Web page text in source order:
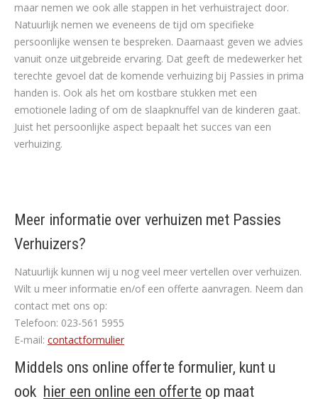
maar nemen we ook alle stappen in het verhuistraject door.
Natuurlijk nemen we eveneens de tijd om specifieke
persoonlijke wensen te bespreken. Daarnaast geven we advies
vanuit onze uitgebreide ervaring. Dat geeft de medewerker het
terechte gevoel dat de komende verhuizing bij Passies in prima
handen is. Ook als het om kostbare stukken met een
emotionele lading of om de slaapknuffel van de kinderen gaat.
Juist het persoonlijke aspect bepaalt het succes van een
verhuizing.
Meer informatie over verhuizen met Passies
Verhuizers?
Natuurlijk kunnen wij u nog veel meer vertellen over verhuizen.
Wilt u meer informatie en/of een offerte aanvragen. Neem dan
contact met ons op:
Telefoon: 023-561 5955
E-mail: contactformulier
Middels ons online offerte formulier, kunt u
ook hier een online een offerte op maat